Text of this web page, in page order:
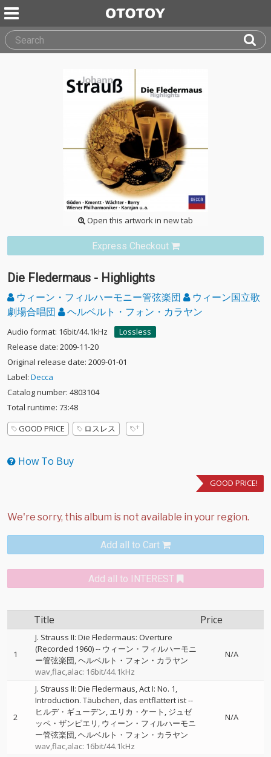
Open this artwork in new tab
Express Checkout
Die Fledermaus - Highlights
ウィーン・フィルハーモニー管弦楽団
ウィーン国立歌
劇場合唱団
ヘルベルト・フォン・カラヤン
Audio format: 16bit/44.1kHz
Lossless
Release date: 2009-11-20
Original release date: 2009-01-01
Label: Decca
Catalog number: 4803104
Total runtime: 73:48
GOOD PRICE
ロスレス
How To Buy
GOOD PRICE!
Add all to Cart
Add all to INTEREST
Title Price
1
J. Strauss II: Die Fledermaus: Overture
(Recorded 1960)-- ウィーン・フィルハーモニ
ー管弦楽団 ヘルベルト・フォン・カラヤン
wav,flac,alac: 16bit/44.1kHz
N/A
2
J. Strauss II: Die Fledermaus, Act I: No. 1,
Introduction. Täubchen, das entflattert ist--
ヒルデ・ギューデン エリカ・ケート ジュゼ
ッペ・ザンピエリ ウィーン・フィルハーモニ
ー管弦楽団 ヘルベルト・フォン・カラヤン
wav,flac,alac: 16bit/44.1kHz
N/A